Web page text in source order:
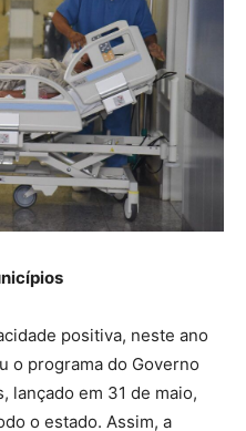
positiva, neste ano
o programa do Governo
lançado em 31 de maio,
o estado. Assim, a